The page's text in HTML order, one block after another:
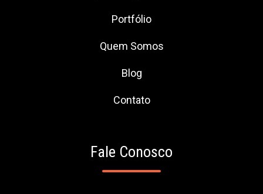
Portfólio
Quem Somos
Blog
Contato
Fale Conosco